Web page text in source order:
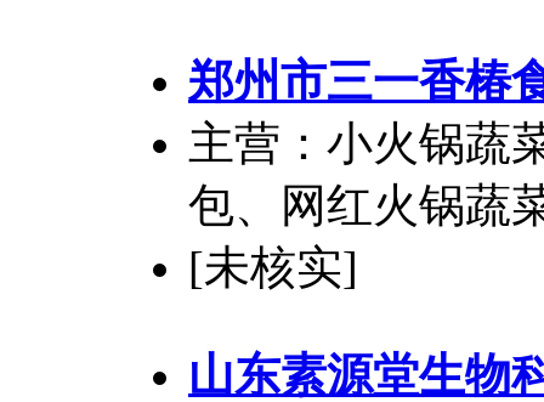
郑州市三一香椿
主营：小火锅蔬
包、网红火锅蔬
[未核实]
山东素源堂生物